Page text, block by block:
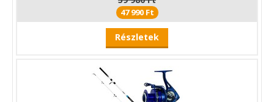
47 990 Ft
Részletek